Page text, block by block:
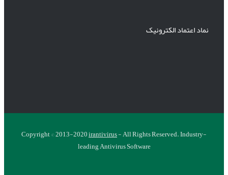
نماد اعتماد الکترونیک
Copyright © 2013-2020irantivirus- All Rights Reserved. Industry-
leading Antivirus Software